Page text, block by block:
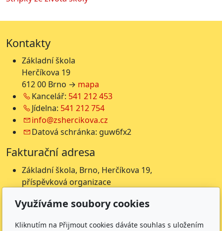
Kontakty
Základní škola
Herčíkova 19
612 00 Brno → mapa
Kancelář: 541 212 453
Jídelna: 541 212 754
info@zshercikova.cz
Datová schránka: guw6fx2
Fakturační adresa
Základní škola, Brno, Herčíkova 19,
příspěvková organizace
612 00 Brno
Využíváme soubory cookies
Kliknutím na Přijmout cookies dáváte souhlas s uložením